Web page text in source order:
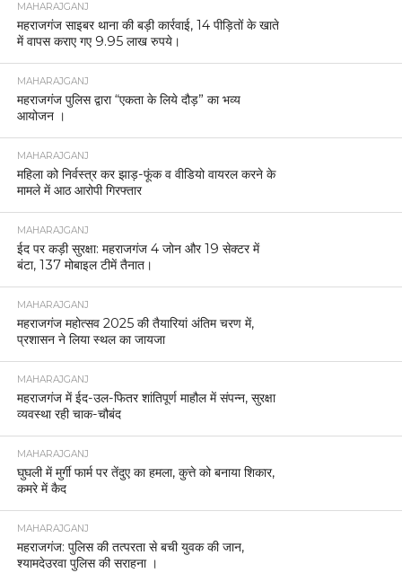
MAHARAJGANJ
महराजगंज साइबर थाना की बड़ी कार्रवाई, 14 पीड़ितों के खाते
में वापस कराए गए 9.95 लाख रुपये।
MAHARAJGANJ
महराजगंज पुलिस द्वारा “एकता के लिये दौड़” का भव्य
आयोजन ।
MAHARAJGANJ
महिला को निर्वस्त्र कर झाड़-फूंक व वीडियो वायरल करने के
मामले में आठ आरोपी गिरफ्तार
MAHARAJGANJ
ईद पर कड़ी सुरक्षा: महराजगंज 4 जोन और 19 सेक्टर में
बंटा, 137 मोबाइल टीमें तैनात।
MAHARAJGANJ
महराजगंज महोत्सव 2025 की तैयारियां अंतिम चरण में,
प्रशासन ने लिया स्थल का जायजा
MAHARAJGANJ
महराजगंज में ईद-उल-फितर शांतिपूर्ण माहौल में संपन्न, सुरक्षा
व्यवस्था रही चाक-चौबंद
MAHARAJGANJ
घुघली में मुर्गी फार्म पर तेंदुए का हमला, कुत्ते को बनाया शिकार,
कमरे में कैद
MAHARAJGANJ
महराजगंज: पुलिस की तत्परता से बची युवक की जान,
श्यामदेउरवा पुलिस की सराहना ।